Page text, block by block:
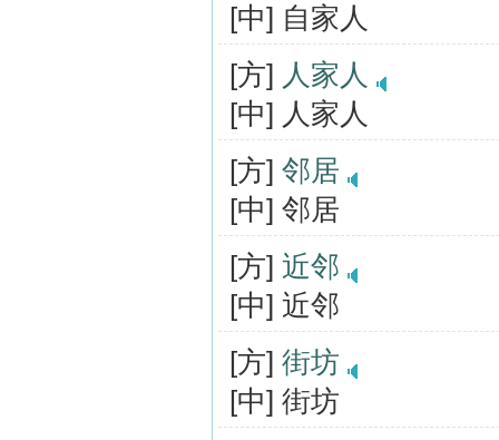
[中] 自家人
[方] 人家人
[中] 人家人
[方] 邻居
[中] 邻居
[方] 近邻
[中] 近邻
[方] 街坊
[中] 街坊